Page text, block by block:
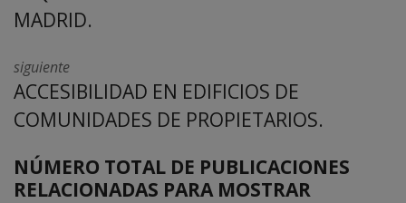
MADRID.
siguiente
ACCESIBILIDAD EN EDIFICIOS DE
COMUNIDADES DE PROPIETARIOS.
NÚMERO TOTAL DE PUBLICACIONES
RELACIONADAS PARA MOSTRAR